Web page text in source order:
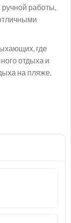
работы,
где
отдыха и
на пляже.